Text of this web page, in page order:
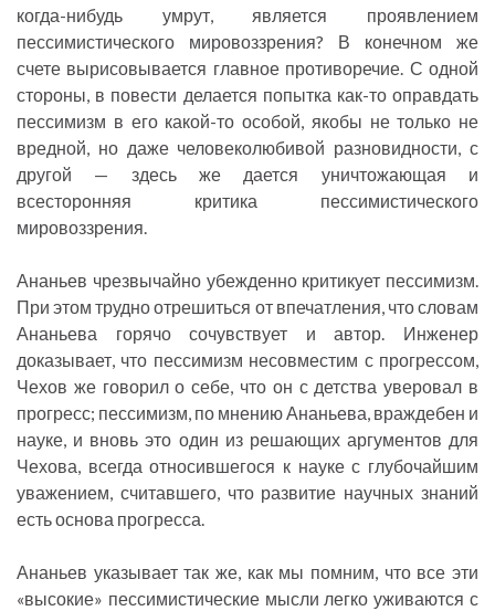
когда-нибудь умрут, является проявлением
пессимистического мировоззрения? В конечном же
счете вырисовывается главное противоречие. С одной
стороны, в повести делается попытка как-то оправдать
пессимизм в его какой-то особой, якобы не только не
вредной, но даже человеколюбивой разновидности, с
другой — здесь же дается уничтожающая и
всесторонняя критика пессимистического
мировоззрения.
Ананьев чрезвычайно убежденно критикует пессимизм.
При этом трудно отрешиться от впечатления, что словам
Ананьева горячо сочувствует и автор. Инженер
доказывает, что пессимизм несовместим с прогрессом,
Чехов же говорил о себе, что он с детства уверовал в
прогресс; пессимизм, по мнению Ананьева, враждебен и
науке, и вновь это один из решающих аргументов для
Чехова, всегда относившегося к науке с глубочайшим
уважением, считавшего, что развитие научных знаний
есть основа прогресса.
Ананьев указывает так же, как мы помним, что все эти
«высокие» пессимистические мысли легко уживаются с